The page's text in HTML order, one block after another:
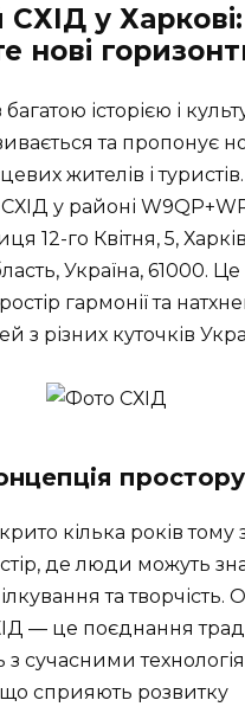
СХІД у Харкові:
нові
багатою історією і
та пропонує
жителів і
у районі
12-го Квітня, 5,
Україна, 61000. Це
гармонії та
з різних куточків
простору
кілька років тому
де люди можуть
та творчість.
— це поєднання
з сучасними
сприяють розвитку